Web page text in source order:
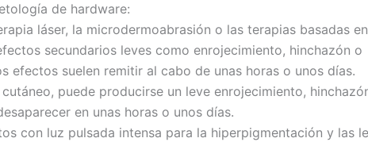
de hardware:
láser, la microdermoabrasión o las terapias basadas
secundarios leves como enrojecimiento, hinchazón o
efectos suelen remitir al cabo de unas horas o unos días.
puede producirse un leve enrojecimiento,
en unas horas o unos días.
con luz pulsada intensa para la hiperpigmentación y las